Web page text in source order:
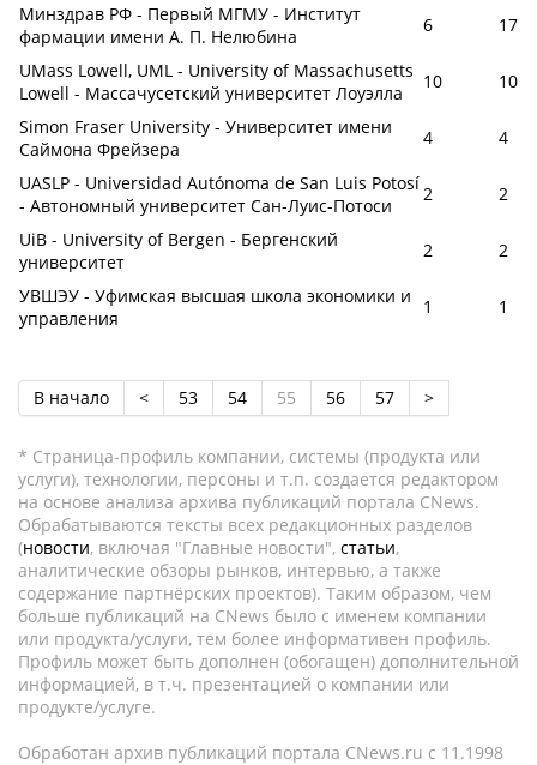
Минздрав РФ - Первый МГМУ - Институт
фармации имени А. П. Нелюбина
6
17
UMass Lowell, UML - University of Massachusetts
Lowell - Массачусетский университет Лоуэлла
10
10
Simon Fraser University - Университет имени
Саймона Фрейзера
4
4
UASLP - Universidad Autónoma de San Luis Potosí
- Автономный университет Сан-Луис-Потоси
2
2
UiB - University of Bergen - Бергенский
университет
2
2
УВШЭУ - Уфимская высшая школа экономики и
управления
1 1
В начало < 53 54 55 56 57 >
* Страница-профиль компании, системы (продукта или
услуги), технологии, персоны и т.п. создается редактором
на основе анализа архива публикаций портала CNews.
Обрабатываются тексты всех редакционных разделов
(новости, включая "Главные новости", статьи,
аналитические обзоры рынков, интервью, а также
содержание партнёрских проектов). Таким образом, чем
больше публикаций на CNews было с именем компании
или продукта/услуги, тем более информативен профиль.
Профиль может быть дополнен (обогащен) дополнительной
информацией, в т.ч. презентацией о компании или
продукте/услуге.
Обработан архив публикаций портала CNews.ru c 11.1998